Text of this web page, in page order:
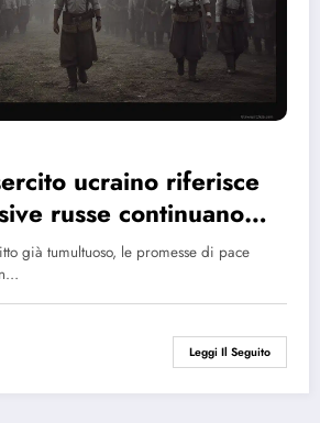
ucraino riferisce
russe continuano
dichiarazione di
di Vladimir Putin
già tumultuoso, le promesse di pace
Leggi Il Seguito